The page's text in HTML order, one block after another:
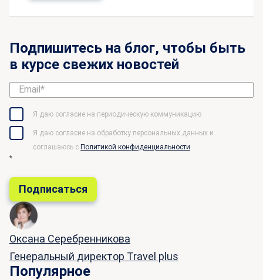
Подпишитесь на блог, чтобы быть
в курсе свежих новостей
Я даю согласие на периодическую коммуникацию
Я даю согласие на обработку персональных данных и
соглашаюсь c Политикой конфиденциальности
*
Оксана Серебренникова
Генеральный директор Travel plus
Популярное